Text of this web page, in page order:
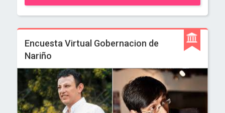
Encuesta Virtual Gobernacion de
Nariño